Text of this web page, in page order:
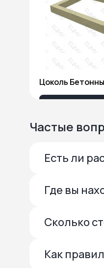
Цоколь
Частые
Есть ли
Где вы
Сколько
Как